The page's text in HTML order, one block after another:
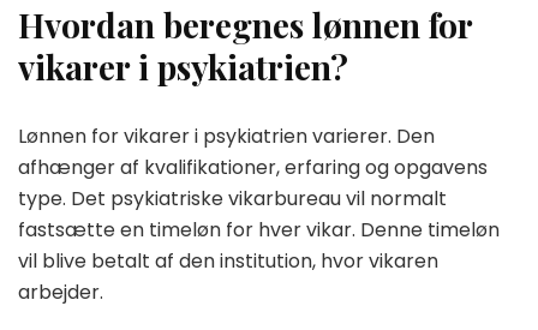
Hvordan beregnes lønnen for
vikarer i psykiatrien?
Lønnen for vikarer i psykiatrien varierer. Den
afhænger af kvalifikationer, erfaring og opgavens
type. Det psykiatriske vikarbureau vil normalt
fastsætte en timeløn for hver vikar. Denne timeløn
vil blive betalt af den institution, hvor vikaren
arbejder.